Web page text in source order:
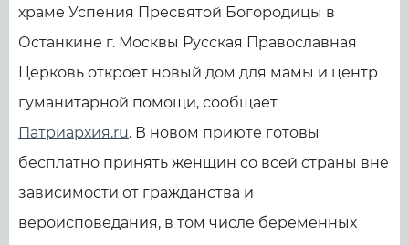
храме Успения Пресвятой Богородицы в
Останкине г. Москвы Русская Православная
Церковь откроет новый дом для мамы и центр
гуманитарной помощи, сообщает
Патриархия.ru. В новом приюте готовы
бесплатно принять женщин со всей страны вне
зависимости от гражданства и
вероисповедания, в том числе беременных